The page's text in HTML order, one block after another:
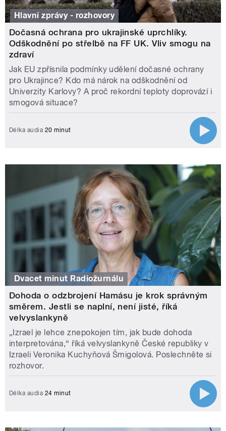
Hlavní zprávy - rozhovory
Dočasná ochrana pro ukrajinské uprchlíky.
Odškodnění po střelbě na FF UK. Vliv smogu na
zdraví
Jak EU zpřísnila podmínky udělení dočasné ochrany
pro Ukrajince? Kdo má nárok na odškodnění od
Univerzity Karlovy? A proč rekordní teploty doprovází i
smogová situace?
Délka audia 20 minut
Dvacet minut Radiožurnálu
Dohoda o odzbrojení Hamásu je krok správným
směrem. Jestli se naplní, není jisté, říká
velvyslankyně
„Izrael je lehce znepokojen tím, jak bude dohoda
interpretována,“ říká velvyslankyně České republiky v
Izraeli Veronika Kuchyňová Šmigolová. Poslechněte si
rozhovor.
Délka audia 24 minut